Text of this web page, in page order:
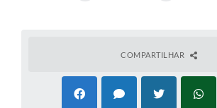
COMPARTILHAR